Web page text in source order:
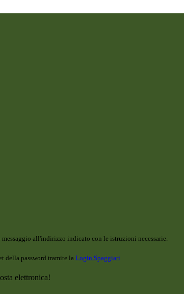
all'indirizzo indicato con le istruzioni necessarie.
della password tramite la Login Spaggiari
elettronica!